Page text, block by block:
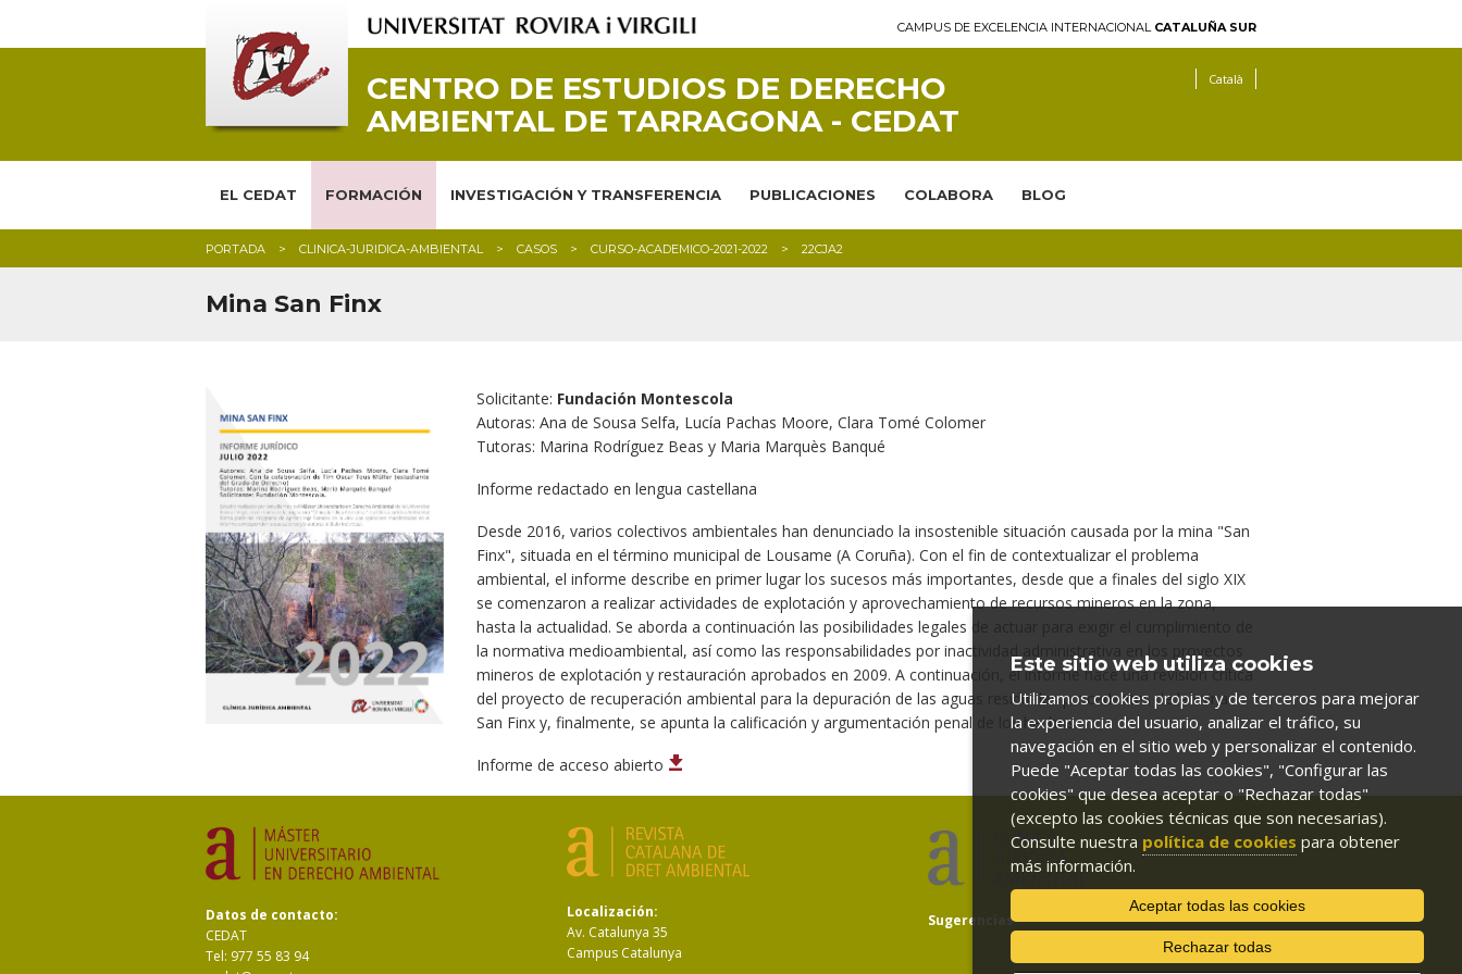
CAMPUS DE EXCELENCIA INTERNACIONAL CATALUÑA SUR
CENTRO DE ESTUDIOS DE DERECHO
AMBIENTAL DE TARRAGONA - CEDAT
Català
EL CEDAT FORMACIÓN INVESTIGACIÓN Y TRANSFERENCIA PUBLICACIONES COLABORA BLOG
PORTADA CLINICA-JURIDICA-AMBIENTAL CASOS CURSO-ACADEMICO-2021-2022 22CJA2
Mina San Finx
Solicitante: Fundación Montescola
Autoras: Ana de Sousa Selfa, Lucía Pachas Moore, Clara Tomé Colomer
Tutoras: Marina Rodríguez Beas y Maria Marquès Banqué
Informe redactado en lengua castellana
Desde 2016, varios colectivos ambientales han denunciado la insostenible situación causada por la mina "San
Finx", situada en el término municipal de Lousame (A Coruña). Con el fin de contextualizar el problema
ambiental, el informe describe en primer lugar los sucesos más importantes, desde que a finales del siglo XIX
se comenzaron a realizar actividades de explotación y aprovechamiento de recursos mineros en la zona,
hasta la actualidad. Se aborda a continuación las posibilidades legales de actuar para exigir el cumplimiento de
la normativa medioambiental, así como las responsabilidades por inactividad administrativa en los proyectos
mineros de explotación y restauración aprobados en 2009. A continuación, el informe hace una revisión crítica
del proyecto de recuperación ambiental para la depuración de las aguas residuales procedentes de la mina
San Finx y, finalmente, se apunta la calificación y argumentación penal de los hechos.
Informe de acceso abierto
Datos de contacto:
CEDAT
Tel: 977 55 83 94
Localización:
Av. Catalunya 35
Campus Catalunya
Sugerencias
Este sitio web utiliza cookies
Utilizamos cookies propias y de terceros para mejorar
la experiencia del usuario, analizar el tráfico, su
navegación en el sitio web y personalizar el contenido.
Puede "Aceptar todas las cookies", "Configurar las
cookies" que desea aceptar o "Rechazar todas"
(excepto las cookies técnicas que son necesarias).
Consulte nuestra política de cookies para obtener
más información.
Aceptar todas las cookies
Rechazar todas